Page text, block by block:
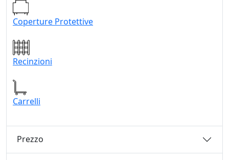
Coperture Protettive
Recinzioni
Carrelli
Prezzo